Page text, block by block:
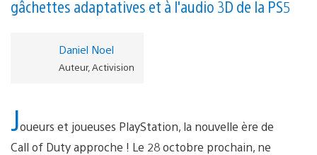
gâchettes adaptatives et à l'audio 3D de la PS5
Daniel Noel
Auteur, Activision
Joueurs et joueuses PlayStation, la nouvelle ère de
Call of Duty approche ! Le 28 octobre prochain, ne